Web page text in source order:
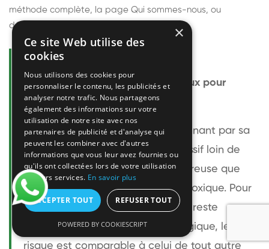
méthode complète, la page Qui sommes-nous, ou
découvrir
Questions fréquentes
Le frelon européen est-il dangereux pour
l'homme ?
Le frelon européen est impressionnant par sa
taille mais relativement peu agressif loin de
son nid. Sa piqûre est plus douloureuse que
celle d'une guêpe sans être plus toxique. Pour
une personne non allergique, elle reste
bénigne. Pour une personne allergique, le
risque est comparable à celui de tout autre
×
Ce site Web utilise des
cookies
Nous utilisons des cookies pour
personnaliser le contenu, les publicités et
analyser notre trafic. Nous partageons
également des informations sur votre
utilisation de notre site avec nos
partenaires de publicité et d'analyse qui
peuvent les combiner avec d'autres
informations que vous leur avez fournies ou
qu'ils ont collectées lors de votre utilisation
de leurs services. En savoir plus
ACCEPTER TOUT REFUSER TOUT
POWERED BY COOKIESCRIPT